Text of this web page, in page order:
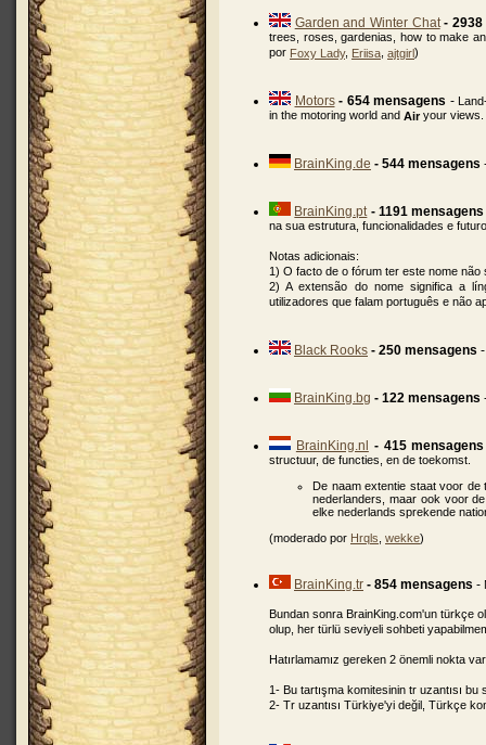
Garden and Winter Chat -
trees, roses, gardenias, how to make
por Foxy Lady, Eriisa, ajtgirl)
Motors - 654 mensagens -
in the motoring world and Airyour views.
BrainKing.de - 544 mensagens
BrainKing.pt - 1191 mensagens
na sua estrutura, funcionalidades e
Notas adicionais:
1) O facto de o fórum ter este nome
2) A extensão do nome significa a
utilizadores que falam português e não
Black Rooks - 250 mensagens
BrainKing.bg - 122 mensagens
BrainKing.nl - 415 mensagens
structuur, de functies, en de toekomst.
De naam extentie staat voor
nederlanders, maar ook voor
elke nederlands sprekende
(moderado por Hrqls wekke)
BrainKing.tr - 854 mensagens -
Bundan sonra BrainKing.com'un türkçe
olup, her türlü seviyeli sohbeti
Hatırlamamız gereken 2 önemli nokta
1- Bu tartışma komitesinin tr uzantısı
2- Tr uzantısı Türkiye'yi değil, Türkçe